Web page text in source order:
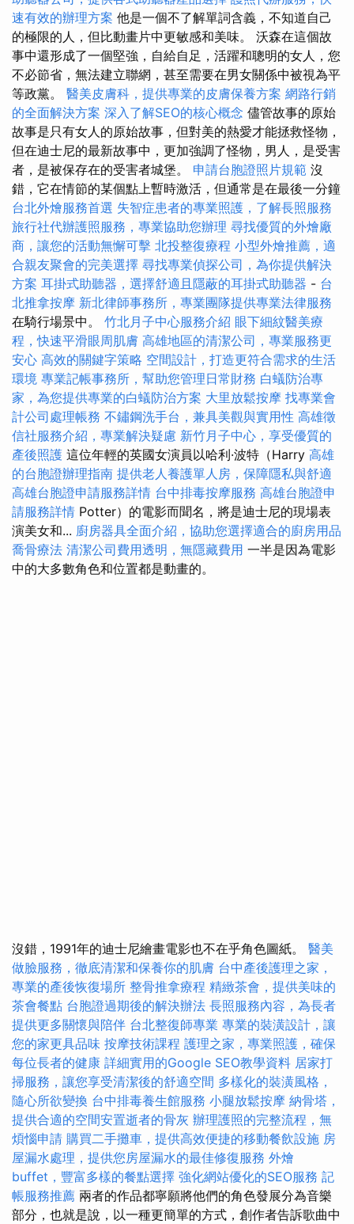
速有效的辦理方案 他是一個不了解單詞含義，不知道自己
的極限的人，但比動畫片中更敏感和美味。 沃森在這個故
事中還形成了一個堅強，自給自足，活躍和聰明的女人，您
不必節省，無法建立聯網，甚至需要在男女關係中被視為平
等政黨。 醫美皮膚科，提供專業的皮膚保養方案 網路行銷
的全面解決方案 深入了解SEO的核心概念 儘管故事的原始
故事是只有女人的原始故事，但對美的熱愛才能拯救怪物，
但在迪士尼的最新故事中，更加強調了怪物，男人，是受害
者，是被保存在的受害者城堡。 申請台胞證照片規範 沒
錯，它在情節的某個點上暫時激活，但通常是在最後一分鐘
台北外燴服務首選 失智症患者的專業照護，了解長照服務
旅行社代辦護照服務，專業協助您辦理 尋找優質的外燴廠
商，讓您的活動無懈可擊 北投整復療程 小型外燴推薦，適
合親友聚會的完美選擇 尋找專業偵探公司，為你提供解決
方案 耳掛式助聽器，選擇舒適且隱蔽的耳掛式助聽器 - 台
北推拿按摩 新北律師事務所，專業團隊提供專業法律服務
在騎行場景中。 竹北月子中心服務介紹 眼下細紋醫美療
程，快速平滑眼周肌膚 高雄地區的清潔公司，專業服務更
安心 高效的關鍵字策略 空間設計，打造更符合需求的生活
環境 專業記帳事務所，幫助您管理日常財務 白蟻防治專
家，為您提供專業的白蟻防治方案 大里放鬆按摩 找專業會
計公司處理帳務 不鏽鋼洗手台，兼具美觀與實用性 高雄徵
信社服務介紹，專業解決疑慮 新竹月子中心，享受優質的
產後照護 這位年輕的英國女演員以哈利·波特（Harry 高雄
的台胞證辦理指南 提供老人養護單人房，保障隱私與舒適
高雄台胞證申請服務詳情 台中排毒按摩服務 高雄台胞證申
請服務詳情 Potter）的電影而聞名，將是迪士尼的現場表
演美女和... 廚房器具全面介紹，協助您選擇適合的廚房用品
喬骨療法 清潔公司費用透明，無隱藏費用 一半是因為電影
中的大多數角色和位置都是動畫的。
沒錯，1991年的迪士尼繪畫電影也不在乎角色圖紙。 醫美
做臉服務，徹底清潔和保養你的肌膚 台中產後護理之家，
專業的產後恢復場所 整骨推拿療程 精緻茶會，提供美味的
茶會餐點 台胞證過期後的解決辦法 長照服務內容，為長者
提供更多關懷與陪伴 台北整復師專業 專業的裝潢設計，讓
您的家更具品味 按摩技術課程 護理之家，專業照護，確保
每位長者的健康 詳細實用的Google SEO教學資料 居家打
掃服務，讓您享受清潔後的舒適空間 多樣化的裝潢風格，
隨心所欲變換 台中排毒養生館服務 小腿放鬆按摩 納骨塔，
提供合適的空間安置逝者的骨灰 辦理護照的完整流程，無
煩惱申請 購買二手攤車，提供高效便捷的移動餐飲設施 房
屋漏水處理，提供您房屋漏水的最佳修復服務 外燴
buffet，豐富多樣的餐點選擇 強化網站優化的SEO服務 記
帳服務推薦 兩者的作品都寧願將他們的角色發展分為音樂
部分，也就是說，以一種更簡單的方式，創作者告訴歌曲中